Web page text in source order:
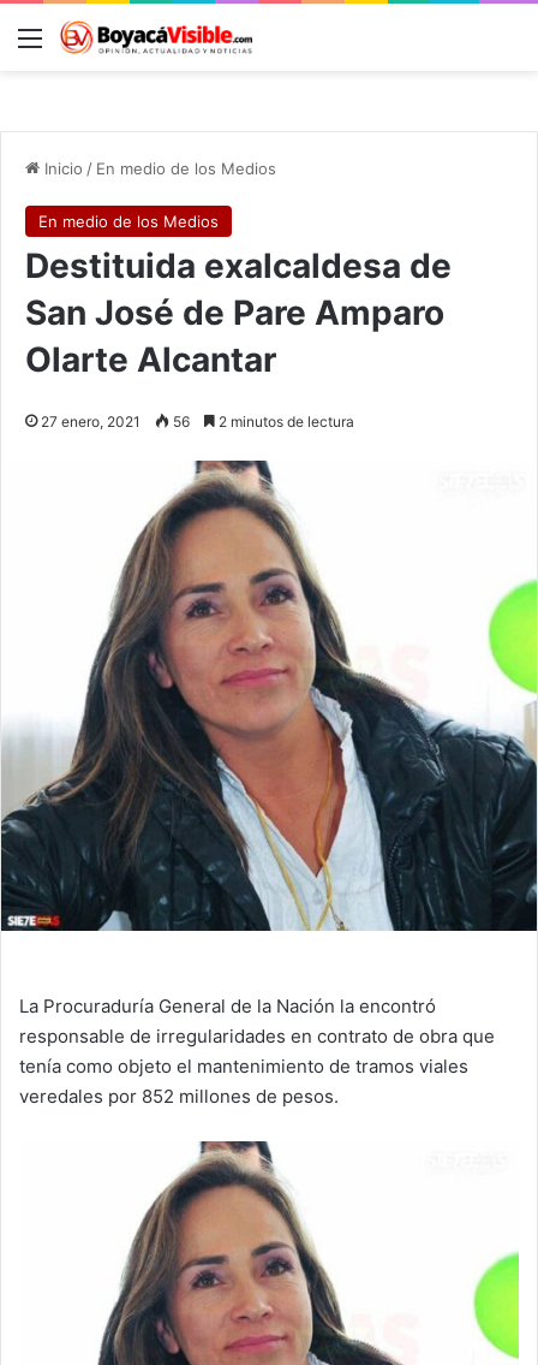
Menú
Inicio / En medio de los Medios
En medio de los Medios
Destituida exalcaldesa de
San José de Pare Amparo
Olarte Alcantar
27 enero, 2021 56 2 minutos de lectura
La Procuraduría General de la Nación la encontró
responsable de irregularidades en contrato de obra que
tenía como objeto el mantenimiento de tramos viales
veredales por 852 millones de pesos.